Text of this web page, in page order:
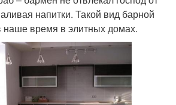
напитки. Такой вид барной
наше время в элитных домах.